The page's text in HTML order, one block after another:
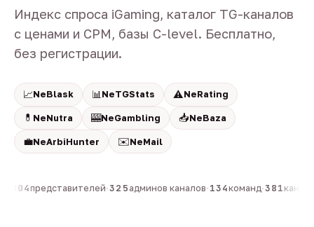
Индекс спроса iGaming, каталог TG-каналов
с ценами и CPM, базы C-level. Бесплатно,
без регистрации.
📈NeBlask 📊 NeTGStats ⚠️NeRating
💊 NeNutra 🎰NeGambling 📥NeBaza
💼NeArbiHunter ✉️NeMail
804представителей·325 админов каналов·134команд·381